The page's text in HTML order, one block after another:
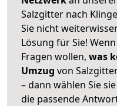
Salzgitter nach
Sie nicht
Lösung für Sie!
Fragen wollen, was
Umzug von
– dann wählen Sie
die passende